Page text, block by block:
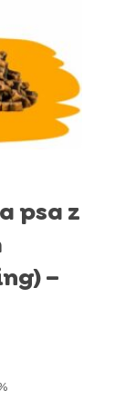
psa z
–